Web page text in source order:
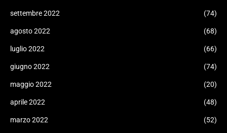
settembre 2022 (74)
agosto 2022 (68)
luglio 2022 (66)
giugno 2022 (74)
maggio 2022 (20)
aprile 2022 (48)
marzo 2022 (52)